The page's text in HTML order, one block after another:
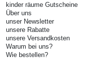
kinder räume Gutscheine
Über uns
unser Newsletter
unsere Rabatte
unsere Versandkosten
Warum bei uns?
Wie bestellen?